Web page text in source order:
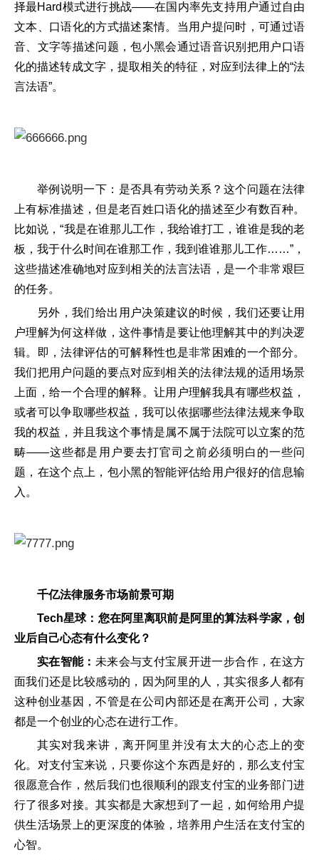
择最Hard模式进行挑战——在国内率先支持用户通过自由
文本、口语化的方式描述案情。当用户提问时，可通过语
音、文字等描述问题，包小黑会通过语音识别把用户口语
化的描述转成文字，提取相关的特征，对应到法律上的“法
言法语”。
举例说明一下：是否具有劳动关系？这个问题在法律
上有标准描述，但是老百姓口语化的描述至少有数百种。
比如说，“我是在谁那儿工作，我给谁打工，谁谁是我的老
板，我于什么时间在谁那工作，我到谁谁那儿工作……”，
这些描述准确地对应到相关的法言法语，是一个非常艰巨
的任务。
另外，我们给出用户决策建议的时候，我们还要让用
户理解为何这样做，这件事情是要让他理解其中的判决逻
辑。即，法律评估的可解释性也是非常困难的一个部分。
我们把用户问题的要点对应到相关的法律法规的适用场景
上面，给一个合理的解释。让用户理解我具有哪些权益，
或者可以争取哪些权益，我可以依据哪些法律法规来争取
我的权益，并且我这个事情是属不属于法院可以立案的范
畴——这些都是用户要去打官司之前必须明白的一些问
题，在这个点上，包小黑的智能评估给用户很好的信息输
入。
千亿法律服务市场前景可期
Tech星球：您在阿里离职前是阿里的算法科学家，创
业后自己心态有什么变化？
实在智能： 未来会与支付宝展开进一步合作，在这方
面我们还是比较感动的，因为阿里的人，其实很多人都有
这种创业基因，不管是在公司内部还是在离开公司，大家
都是一个创业的心态在进行工作。
其实对我来讲，离开阿里并没有太大的心态上的变
化。对支付宝来说，只要你这个东西是好的，那么支付宝
很愿意合作，然后我们也很顺利的跟支付宝的业务部门进
行了很多对接。其实都是大家想到了一起，如何给用户提
供生活场景上的更深度的体验，培养用户生活在支付宝的
心智。